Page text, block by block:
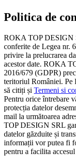
Politica de
ROKA TOP DESIGN
conferite de Legea nr.
privire la prelucrarea
acestor date. ROKA
2016/679 (GDPR)
teritoriul României. Pe
să citiți și Termeni si
Pentru orice întrebare
protecția datelor
mail la următoarea
TOP DESIGN SRL
datelor găzduite și
informații vor putea fi
pentru a facilita